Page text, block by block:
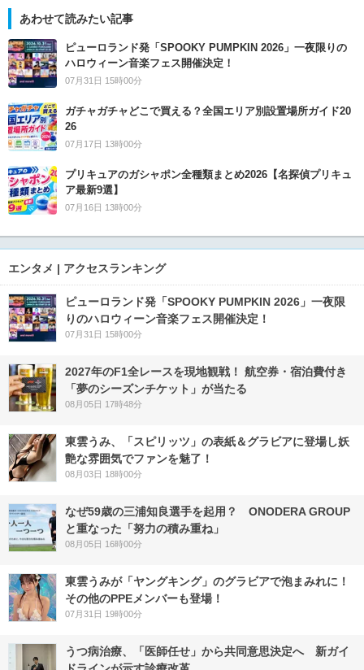
あわせて読みたい記事
ピューロランド発「SPOOKY PUMPKIN 2026」一夜限りの
ハロウィーン音楽フェス開催決定！
07月31日 15時00分
ガチャガチャどこで買える？全国エリア別設置場所ガイド20
26
07月17日 13時00分
プリキュアのガシャポン全種類まとめ2026【名探偵プリキュ
ア最新9選】
07月16日 13時00分
エンタメ | アクセスランキング
ピューロランド発「SPOOKY PUMPKIN 2026」一夜限
りのハロウィーン音楽フェス開催決定！
07月31日 15時00分
2027年のF1全レースを現地観戦！ 航空券・宿泊費付き
「夢のシーズンチケット」が当たる
08月05日 17時48分
東雲うみ、「スピリッツ」の表紙＆グラビアに登場し妖
艶な雰囲気でファンを魅了！
08月03日 18時00分
なぜ59歳の三浦知良選手を起用？ ONODERA GROUP
と重なった「努力の積み重ね」
08月05日 16時00分
東雲うみが「ヤングキング」のグラビアで泡まみれに！
その他のPPEメンバーも登場！
07月31日 19時00分
うつ病治療、「医師任せ」から共同意思決定へ 新ガイ